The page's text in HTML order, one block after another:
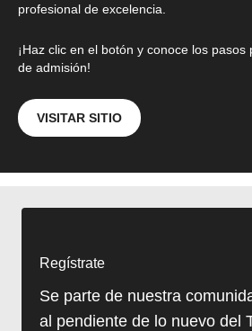
profesional de excelencia.
¡Haz clic en el botón y conoce los
de admisión!
VISITAR SITIO
Regístrate
Se parte de nuestra
al pendiente de lo nuevo del